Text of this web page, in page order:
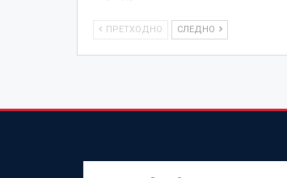
ПРЕТХОДНО СЛЕДНО